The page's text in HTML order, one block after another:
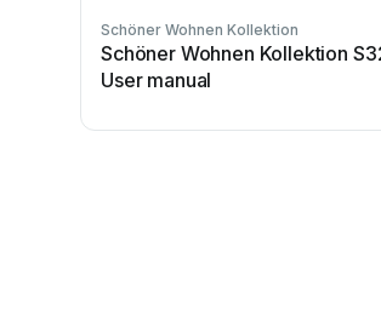
Schöner Wohnen Kollektion
Schöner Wohnen Kollektion
User manual